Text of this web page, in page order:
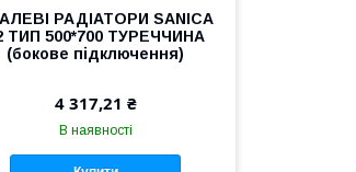
РАДІАТОРИ SANICA
ТИП 500*700 ТУРЕЧЧИНА
(бокове підключення)
4 317,21 ₴
В наявності